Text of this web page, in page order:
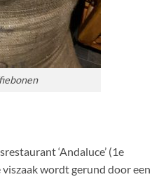
‘Andaluce’ (1e
wordt gerund door een